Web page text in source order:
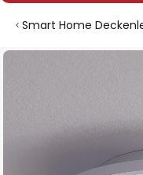
Smart Home
Zum
der
springen